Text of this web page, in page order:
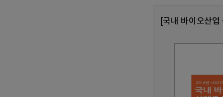
[국내 바이오산